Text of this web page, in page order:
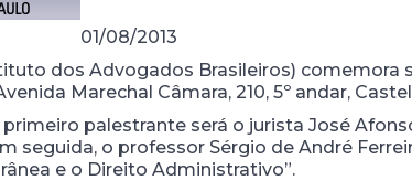
01/08/2013
dos Advogados Brasileiros) comemora
Marechal Câmara, 210, 5º andar,
primeiro palestrante será o jurista José
seguida, o professor Sérgio de André
e o Direito Administrativo”.